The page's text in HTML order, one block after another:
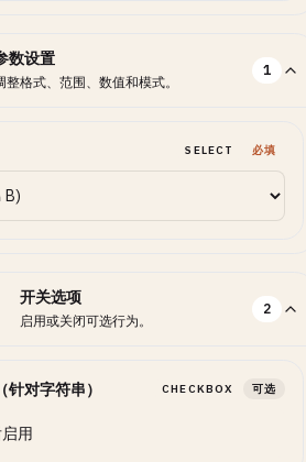
数设置
整格式、范围、数值和模式。
1
SELECT 必填
开关选项
启用或关闭可选行为。
2
对字符串） CHECKBOX 可选
用